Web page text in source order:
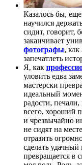
Казалось бы,
научился
сидит, говорит,
заканчивает
фотографы,
запечатлеть
Я, как
уловить едва
мастерски
идеальный
радости,
всего, хороший
и чрезвычайно
не сидят на
отразить
сделать
превращается в